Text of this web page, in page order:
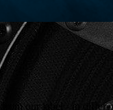
our label - in